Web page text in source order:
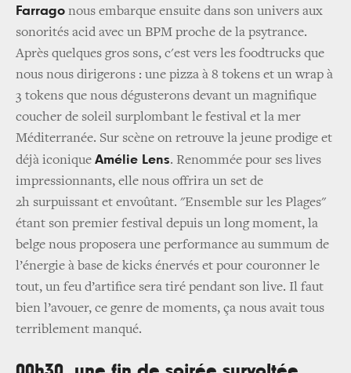
Farrago nous embarque ensuite dans son univers aux
sonorités acid avec un BPM proche de la psytrance.
Après quelques gros sons, c'est vers les foodtrucks que
nous nous dirigerons : une pizza à 8 tokens et un wrap à
3 tokens que nous dégusterons devant un magnifique
coucher de soleil surplombant le festival et la mer
Méditerranée. Sur scène on retrouve la jeune prodige et
déjà iconique Amélie Lens. Renommée pour ses lives
impressionnants, elle nous offrira un set de
2h surpuissant et envoûtant. "Ensemble sur les Plages"
étant son premier festival depuis un long moment, la
belge nous proposera une performance au summum de
l’énergie à base de kicks énervés et pour couronner le
tout, un feu d’artifice sera tiré pendant son live. Il faut
bien l’avouer, ce genre de moments, ça nous avait tous
terriblement manqué.